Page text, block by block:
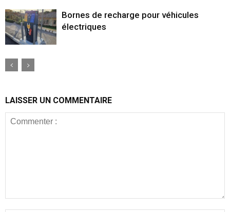
Bornes de recharge pour véhicules
électriques
LAISSER UN COMMENTAIRE